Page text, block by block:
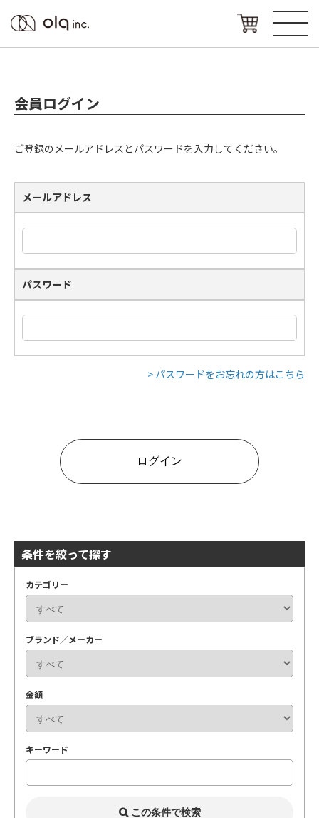
会員ログイン
ご登録のメールアドレスとパスワードを入力してください。
メールアドレス
パスワード
> パスワードをお忘れの方はこちら
条件を絞って探す
カテゴリー
ブランド／メーカー
金額
キーワード